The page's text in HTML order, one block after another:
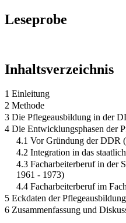
Leseprobe
Inhaltsverzeichnis
1 Einleitung
2 Methode
3 Die Pflegeausbildung in der
4 Die Entwicklungsphasen der
4.1 Vor Gründung der DDR
4.2 Integration in das
4.3 Facharbeiterberuf in der
1961 - 1973)
4.4 Facharbeiterberuf im
5 Eckdaten der
6 Zusammenfassung und